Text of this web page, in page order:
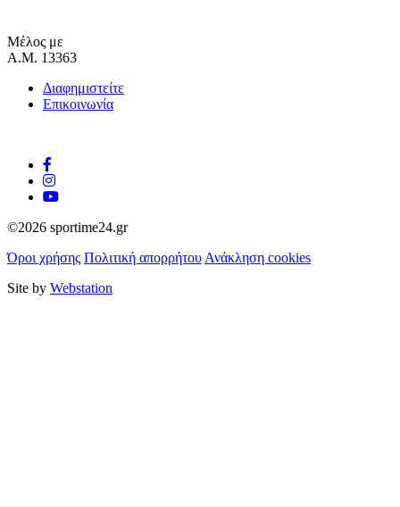
Μέλος με
Α.Μ. 13363
Διαφημιστείτε
Επικοινωνία
©2026 sportime24.gr
Όροι χρήσης Πολιτική απορρήτου Ανάκληση cookies
Site by Webstation